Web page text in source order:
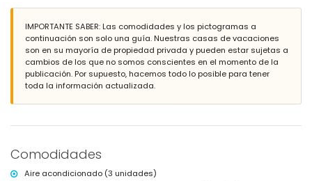
baño con lavabo individual, ducha y wc
Exterior de la villa
amplia parcela cerrada
piscina privada de 10m x 5m y 2m de profundidad
hermoso jardín con césped, árboles y muebles de jardín con
tumbonas
2 terrazas, una de ellas cubierta
cocina exterior y barbacoa
zona de estar y comedor al aire libre
terraza en la azotea
Más información
IMPORTANTE SABER: Las comodidades y los pictogramas a
continuación son solo una guía. Nuestras casas de vacaciones
son en su mayoría de propiedad privada y pueden estar sujetas a
cambios de los que no somos conscientes en el momento de la
publicación. Por supuesto, hacemos todo lo posible para tener
toda la información actualizada.
Comodidades
Aire acondicionado (3 unidades)